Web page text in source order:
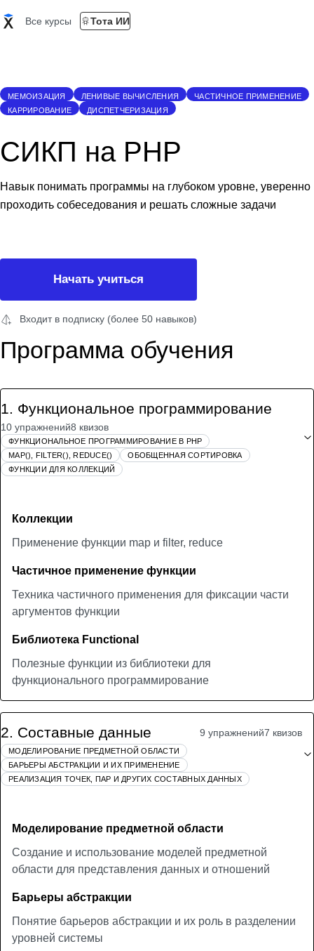
Все курсы Тота ИИ
МЕМОИЗАЦИЯ ЛЕНИВЫЕ ВЫЧИСЛЕНИЯ
ЧАСТИЧНОЕ ПРИМЕНЕНИЕ
КАРРИРОВАНИЕ
ДИСПЕТЧЕРИЗАЦИЯ
СИКП на PHP
Навык понимать программы на глубоком уровне, уверенно
проходить собеседования и решать сложные задачи
Начать учиться
Входит в подписку (более 50 навыков)
Программа обучения
1. Функциональное программирование
10 упражнений8 квизов
ФУНКЦИОНАЛЬНОЕ ПРОГРАММИРОВАНИЕ В PHP
MAP(), FILTER(), REDUCE()
ОБОБЩЕННАЯ СОРТИРОВКА
ФУНКЦИИ ДЛЯ КОЛЛЕКЦИЙ
Коллекции
Применение функции map и filter, reduce
Частичное применение функции
Техника частичного применения для фиксации части
аргументов функции
Библиотека Functional
Полезные функции из библиотеки для
функционального программирование
2. Составные данные 9 упражнений7 квизов
МОДЕЛИРОВАНИЕ ПРЕДМЕТНОЙ ОБЛАСТИ
БАРЬЕРЫ АБСТРАКЦИИ И ИХ ПРИМЕНЕНИЕ
РЕАЛИЗАЦИЯ ТОЧЕК, ПАР И ДРУГИХ СОСТАВНЫХ ДАННЫХ
Моделирование предметной области
Создание и использование моделей предметной
области для представления данных и отношений
Барьеры абстракции
Понятие барьеров абстракции и их роль в разделении
уровней системы